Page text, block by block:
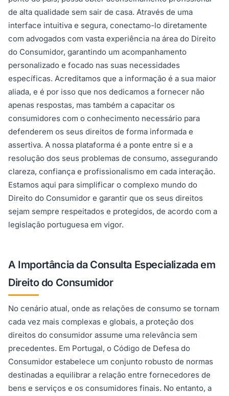
de alta qualidade sem sair de casa. Através de uma
interface intuitiva e segura, conectamo-lo diretamente
com advogados com vasta experiência na área do Direito
do Consumidor, garantindo um acompanhamento
personalizado e focado nas suas necessidades
específicas. Acreditamos que a informação é a sua maior
aliada, e é por isso que nos dedicamos a fornecer não
apenas respostas, mas também a capacitar os
consumidores com o conhecimento necessário para
defenderem os seus direitos de forma informada e
assertiva. A nossa plataforma é a ponte entre si e a
resolução dos seus problemas de consumo, assegurando
clareza, confiança e profissionalismo em cada interação.
Estamos aqui para simplificar o complexo mundo do
Direito do Consumidor e garantir que os seus direitos
sejam sempre respeitados e protegidos, de acordo com a
legislação portuguesa em vigor.
A Importância da Consulta Especializada em
Direito do Consumidor
No cenário atual, onde as relações de consumo se tornam
cada vez mais complexas e globais, a proteção dos
direitos do consumidor assume uma relevância sem
precedentes. Em Portugal, o Código de Defesa do
Consumidor estabelece um conjunto robusto de normas
destinadas a equilibrar a relação entre fornecedores de
bens e serviços e os consumidores finais. No entanto, a